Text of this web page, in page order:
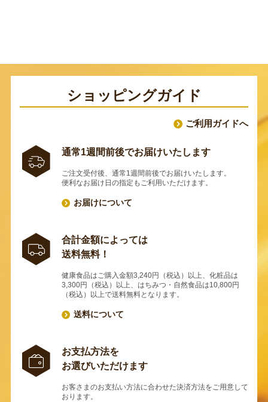
ショッピングガイド
ご利用ガイドへ
通常1週間前後でお届けいたします
ご注文受付後、通常1週間前後でお届けいたします。
便利なお届け日の指定もご利用いただけます。
お届けについて
合計金額によっては
送料無料！
健康食品はご購入金額3,240円（税込）以上、化粧品は
3,300円（税込）以上、はちみつ・自然食品は10,800円
（税込）以上で送料無料となります。
送料について
お支払方法を
お選びいただけます
お客さまのお支払い方法に合わせた決済方法をご用意して
おります。